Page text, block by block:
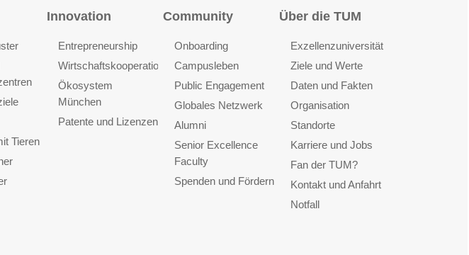
Tieren
Innovation
Entrepreneurship
Wirtschaftskooperationen
Ökosystem
München
Patente und Lizenzen
Community
Onboarding
Campusleben
Public Engagement
Globales Netzwerk
Alumni
Senior Excellence
Faculty
Spenden und Fördern
Über die TUM
Exzellenzuniversität
Ziele und Werte
Daten und Fakten
Organisation
Standorte
Karriere und Jobs
Fan der TUM?
Kontakt und Anfahrt
Notfall